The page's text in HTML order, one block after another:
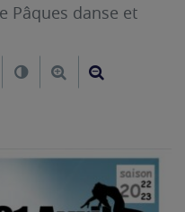
Pâques danse et
Twitter
par e-mail
ImprimerChanger leAgrandir le